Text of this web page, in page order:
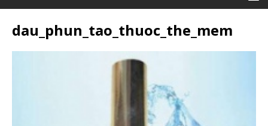
dau_phun_tao_thuoc_the_mem